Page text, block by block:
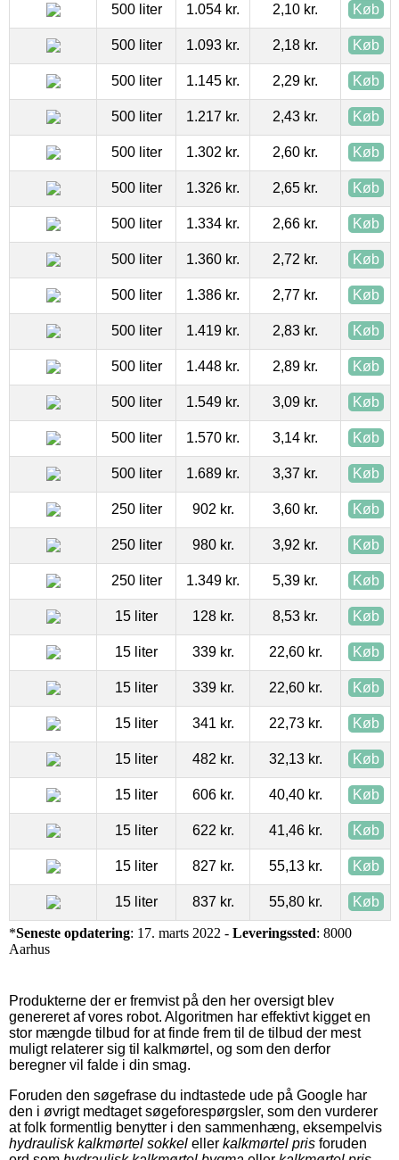
500 liter 1.054 kr. 2,10 kr. Køb
500 liter 1.093 kr. 2,18 kr. Køb
500 liter 1.145 kr. 2,29 kr. Køb
500 liter 1.217 kr. 2,43 kr. Køb
500 liter 1.302 kr. 2,60 kr. Køb
500 liter 1.326 kr. 2,65 kr. Køb
500 liter 1.334 kr. 2,66 kr. Køb
500 liter 1.360 kr. 2,72 kr. Køb
500 liter 1.386 kr. 2,77 kr. Køb
500 liter 1.419 kr. 2,83 kr. Køb
500 liter 1.448 kr. 2,89 kr. Køb
500 liter 1.549 kr. 3,09 kr. Køb
500 liter 1.570 kr. 3,14 kr. Køb
500 liter 1.689 kr. 3,37 kr. Køb
250 liter 902 kr. 3,60 kr. Køb
250 liter 980 kr. 3,92 kr. Køb
250 liter 1.349 kr. 5,39 kr. Køb
15 liter 128 kr. 8,53 kr. Køb
15 liter 339 kr. 22,60 kr. Køb
15 liter 339 kr. 22,60 kr. Køb
15 liter 341 kr. 22,73 kr. Køb
15 liter 482 kr. 32,13 kr. Køb
15 liter 606 kr. 40,40 kr. Køb
15 liter 622 kr. 41,46 kr. Køb
15 liter 827 kr. 55,13 kr. Køb
15 liter 837 kr. 55,80 kr. Køb
*Seneste opdatering: 17. marts 2022 - Leveringssted: 8000
Aarhus
Produkterne der er fremvist på den her oversigt blev
genereret af vores robot. Algoritmen har effektivt kigget en
stor mængde tilbud for at finde frem til de tilbud der mest
muligt relaterer sig til kalkmørtel, og som den derfor
beregner vil falde i din smag.
Foruden den søgefrase du indtastede ude på Google har
den i øvrigt medtaget søgeforespørgsler, som den vurderer
at folk formentlig benytter i den sammenhæng, eksempelvis
hydraulisk kalkmørtel sokkel eller kalkmørtel pris foruden